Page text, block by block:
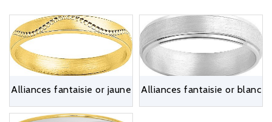
Alliances fantaisie or jaune Alliances fantaisie or blanc